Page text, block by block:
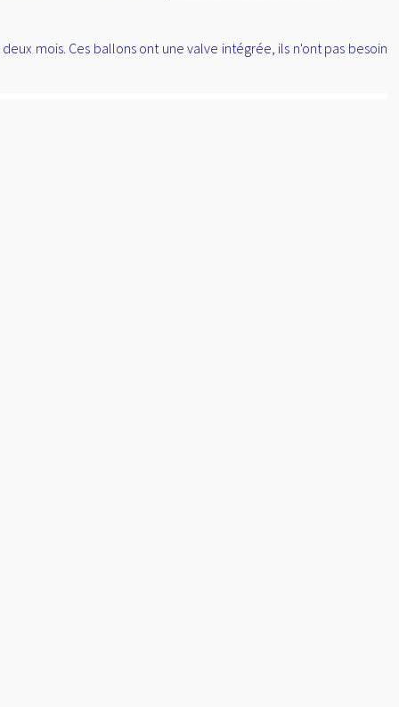
mois. Ces ballons ont une valve intégrée, ils n'ont pas besoin